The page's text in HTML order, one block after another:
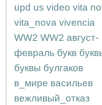
upd us video vita
vita_nova vivencia
WW2 WW2 август-
февраль букв
буквы булгаков
в_мире васильев
вежливый_отказ